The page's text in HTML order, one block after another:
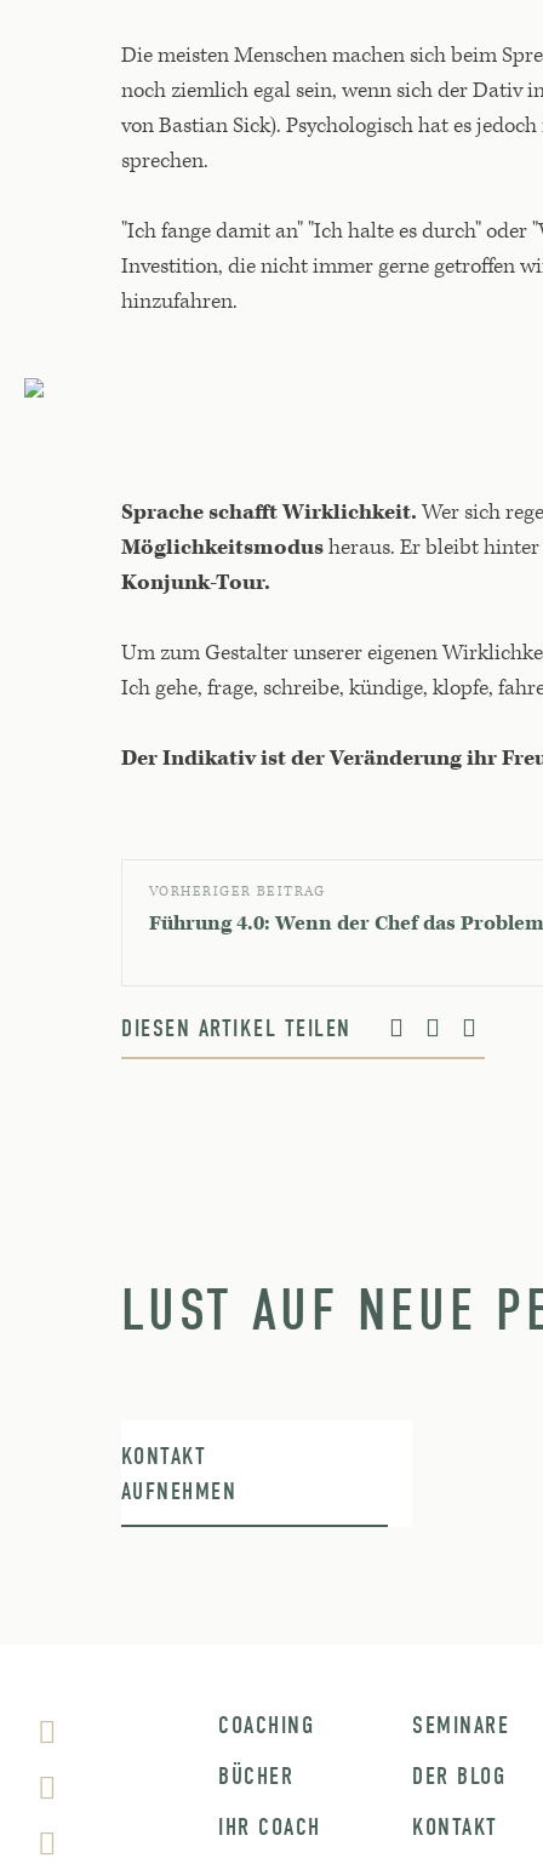
Die meisten Menschen machen sich beim
noch ziemlich egal sein, wenn sich der Dativ
von Bastian Sick). Psychologisch hat es
sprechen.
"Ich fange damit an" "Ich halte es durch"
Investition, die nicht immer gerne getroffen
hinzufahren.
Sprache schafft Wirklichkeit.Wer sich
Möglichkeitsmodusheraus. Er bleibt
Konjunk-Tour.
Um zum Gestalter unserer eigenen
Ich gehe, frage, schreibe, kündige, klopfe,
Der Indikativ ist der Veränderung ihr
VORHERIGER BEITRAG
Führung 4.0: Wenn der Chef das
DIESEN ARTIKEL TEILEN
LUST AUF NEUE
KONTAKT
AUFNEHMEN
COACHING
BÜCHER
IHR COACH
SEMINARE
DER BLOG
KONTAKT